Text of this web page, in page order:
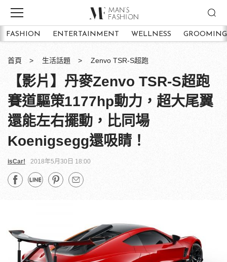
FASHION ENTERTAINMENT WELLNESS GROOMING
首頁 生活話題 Zenvo TSR-S超跑
【影片】丹麥Zenvo TSR-S超跑
賽道驅策1177hp動力，超大尾翼
還能左右擺動，比同場
Koenigsegg還吸睛！
isCar! 2018年5月30日 18:00